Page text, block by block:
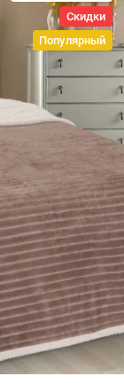
Скидки
Популярный